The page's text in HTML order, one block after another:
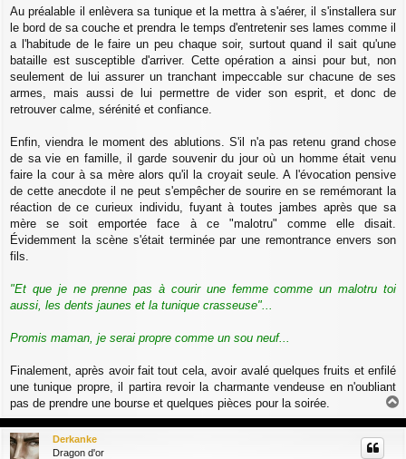
Au préalable il enlèvera sa tunique et la mettra à s'aérer, il s'installera sur
le bord de sa couche et prendra le temps d'entretenir ses lames comme il
a l'habitude de le faire un peu chaque soir, surtout quand il sait qu'une
bataille est susceptible d'arriver. Cette opération a ainsi pour but, non
seulement de lui assurer un tranchant impeccable sur chacune de ses
armes, mais aussi de lui permettre de vider son esprit, et donc de
retrouver calme, sérénité et confiance.
Enfin, viendra le moment des ablutions. S'il n'a pas retenu grand chose
de sa vie en famille, il garde souvenir du jour où un homme était venu
faire la cour à sa mère alors qu'il la croyait seule. A l'évocation pensive
de cette anecdote il ne peut s'empêcher de sourire en se remémorant la
réaction de ce curieux individu, fuyant à toutes jambes après que sa
mère se soit emportée face à ce "malotru" comme elle disait.
Évidemment la scène s'était terminée par une remontrance envers son
fils.
"Et que je ne prenne pas à courir une femme comme un malotru toi
aussi, les dents jaunes et la tunique crasseuse"...
Promis maman, je serai propre comme un sou neuf...
Finalement, après avoir fait tout cela, avoir avalé quelques fruits et enfilé
une tunique propre, il partira revoir la charmante vendeuse en n'oubliant
pas de prendre une bourse et quelques pièces pour la soirée.
a
u
Derkanke
Dragon d'or